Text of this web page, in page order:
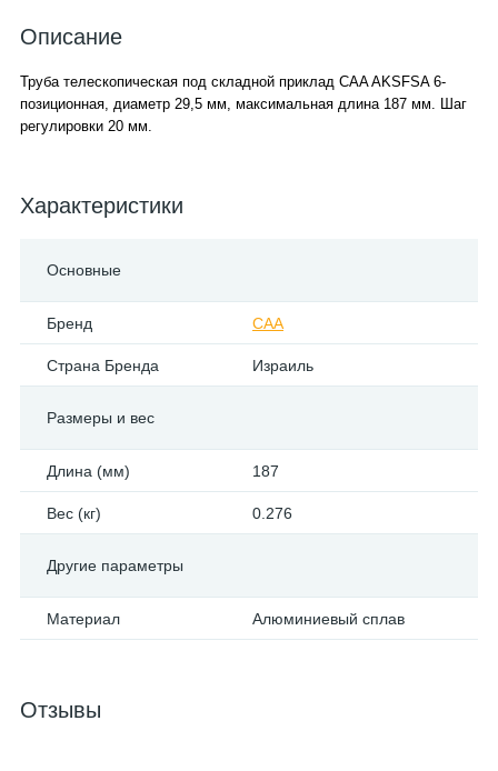
Описание
Труба телескопическая под складной приклад CAA AKSFSA 6-
позиционная, диаметр 29,5 мм, максимальная длина 187 мм. Шаг
регулировки 20 мм.
Характеристики
Основные
Бренд CAA
Страна Бренда Израиль
Размеры и вес
Длина (мм) 187
Вес (кг) 0.276
Другие параметры
Материал Алюминиевый сплав
Отзывы